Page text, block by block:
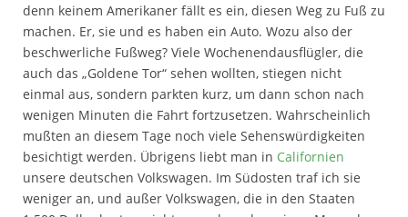
denn keinem Amerikaner fällt es ein, diesen Weg zu Fuß zu
machen. Er, sie und es haben ein Auto. Wozu also der
beschwerliche Fußweg? Viele Wochenendausflügler, die
auch das „Goldene Tor“ sehen wollten, stiegen nicht
einmal aus, sondern parkten kurz, um dann schon nach
wenigen Minuten die Fahrt fortzusetzen. Wahrscheinlich
mußten an diesem Tage noch viele Sehenswürdigkeiten
besichtigt werden. Übrigens liebt man in Californien
unsere deutschen Volkswagen. Im Südosten traf ich sie
weniger an, und außer Volkswagen, die in den Staaten